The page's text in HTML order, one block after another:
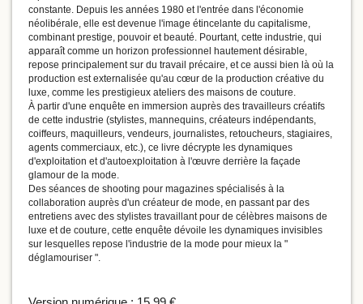
constante. Depuis les années 1980 et l'entrée dans l'économie
néolibérale, elle est devenue l'image étincelante du capitalisme,
combinant prestige, pouvoir et beauté. Pourtant, cette industrie, qui
apparaît comme un horizon professionnel hautement désirable,
repose principalement sur du travail précaire, et ce aussi bien là où la
production est externalisée qu'au cœur de la production créative du
luxe, comme les prestigieux ateliers des maisons de couture.
À partir d'une enquête en immersion auprès des travailleurs créatifs
de cette industrie (stylistes, mannequins, créateurs indépendants,
coiffeurs, maquilleurs, vendeurs, journalistes, retoucheurs, stagiaires,
agents commerciaux, etc.), ce livre décrypte les dynamiques
d'exploitation et d'autoexploitation à l'œuvre derrière la façade
glamour de la mode.
Des séances de shooting pour magazines spécialisés à la
collaboration auprès d'un créateur de mode, en passant par des
entretiens avec des stylistes travaillant pour de célèbres maisons de
luxe et de couture, cette enquête dévoile les dynamiques invisibles
sur lesquelles repose l'industrie de la mode pour mieux la "
déglamouriser ".